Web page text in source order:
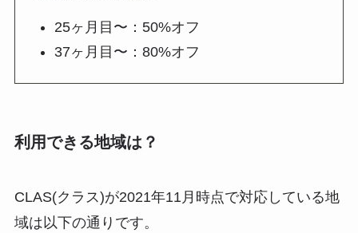
25ヶ月目〜：50%オフ
37ヶ月目〜：80%オフ
利用できる地域は？
CLAS(クラス)が2021年11月時点で対応している地
域は以下の通りです。